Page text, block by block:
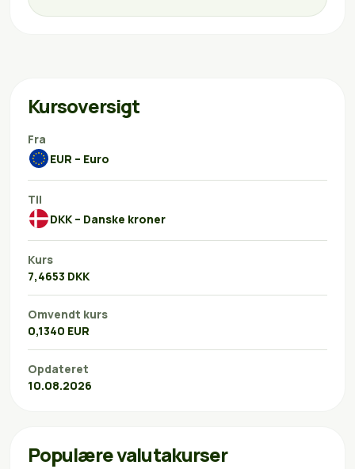
Kursoversigt
Fra
EUR – Euro
Til
DKK – Danske kroner
Kurs
7,4653 DKK
Omvendt kurs
0,1340 EUR
Opdateret
10.08.2026
Populære valutakurser